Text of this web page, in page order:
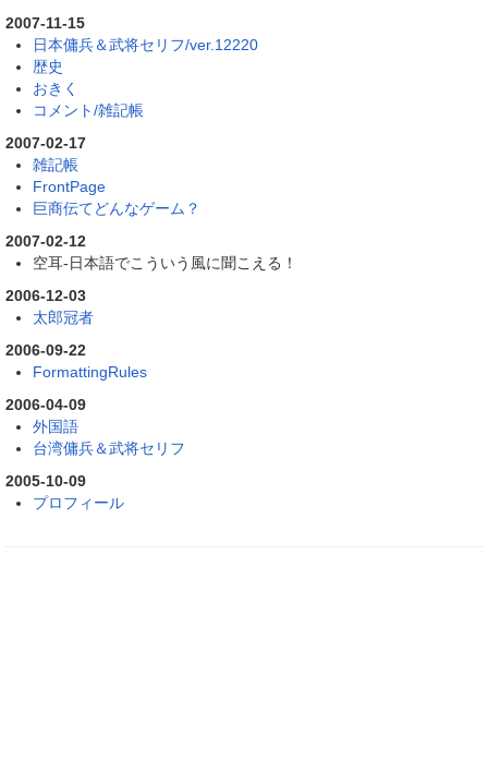
2007-11-15
日本傭兵＆武将セリフ/ver.12220
歴史
おきく
コメント/雑記帳
2007-02-17
雑記帳
FrontPage
巨商伝てどんなゲーム？
2007-02-12
空耳-日本語でこういう風に聞こえる！
2006-12-03
太郎冠者
2006-09-22
FormattingRules
2006-04-09
外国語
台湾傭兵＆武将セリフ
2005-10-09
プロフィール